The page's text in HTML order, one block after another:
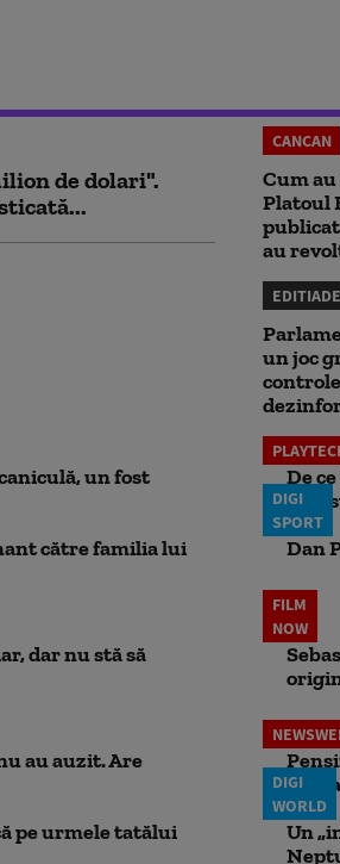
de dolari".
CANCAN
Cum
Platoul
au
un joc
un fost
De
către familia lui
DIGI
SPORT
Dan
dar nu stă să
FILM
NOW
au auzit. Are
pe urmele tatălui
DIGI
WORLD
Un